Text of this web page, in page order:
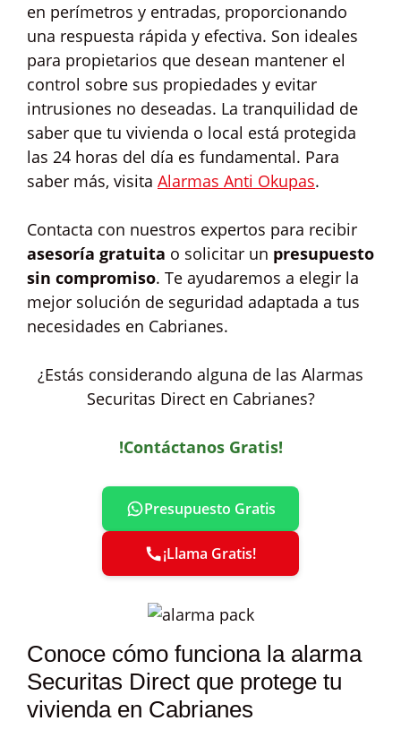
en perímetros y entradas, proporcionando
una respuesta rápida y efectiva. Son ideales
para propietarios que desean mantener el
control sobre sus propiedades y evitar
intrusiones no deseadas. La tranquilidad de
saber que tu vivienda o local está protegida
las 24 horas del día es fundamental. Para
saber más, visita Alarmas Anti Okupas.
Contacta con nuestros expertos para recibir
asesoría gratuita o solicitar un presupuesto
sin compromiso. Te ayudaremos a elegir la
mejor solución de seguridad adaptada a tus
necesidades en Cabrianes.
¿Estás considerando alguna de las Alarmas
Securitas Direct en Cabrianes?
!Contáctanos Gratis!
Presupuesto Gratis
¡Llama Gratis!
Conoce cómo funciona la alarma
Securitas Direct que protege tu
vivienda en Cabrianes